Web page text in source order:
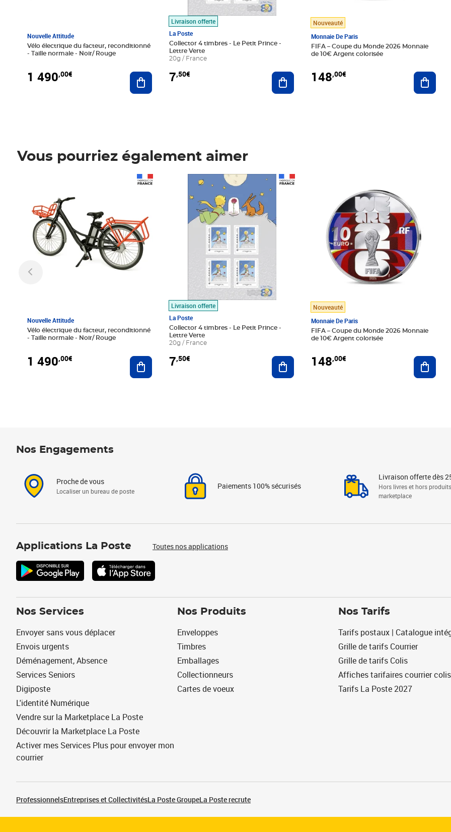
Nouvelle Attitude
Vélo électrique du facteur, reconditionné
- Taille normale - Noir/ Rouge
1 490,00€ Ajouter au panier
Livraison offerte
La Poste
Collector 4 timbres - Le Petit Prince -
Lettre Verte
20g / France
7,50€ Ajouter au panier
Nouveauté
Monnaie De Paris
FIFA – Coupe du Monde 2026 Monnaie
de 10€ Argent colorisée
148,00€
Vous pourriez également aimer
Nouvelle Attitude
Vélo électrique du facteur, reconditionné
- Taille normale - Noir/ Rouge
1 490,00€ Ajouter au panier
Livraison offerte
La Poste
Collector 4 timbres - Le Petit Prince -
Lettre Verte
20g / France
7,50€
Prix 7,50€
Ajouter au panier
Nouveauté
Monnaie De Paris
FIFA – Coupe du Monde 2026 Monnaie
de 10€ Argent colorisée
148,00€
Nos Engagements
Proche de vous
Localiser un bureau de poste
Paiements 100% sécurisés
Livraison offerte dès
Hors livres et hors produits
marketplace
Applications La Poste Toutes nos applications
Nos Services
Envoyer sans vous déplacer
Envois urgents
Déménagement, Absence
Services Seniors
Digiposte
L'identité Numérique
Vendre sur la Marketplace La Poste
Découvrir la Marketplace La Poste
Activer mes Services Plus pour envoyer mon
courrier
Nos Produits
Enveloppes
Timbres
Emballages
Collectionneurs
Cartes de voeux
Nos Tarifs
Tarifs postaux | Catalogue
Grille de tarifs Courrier
Grille de tarifs Colis
Affiches tarifaires courrier colis
Tarifs La Poste 2027
ProfessionnelsEntreprises et CollectivitésLa Poste GroupeLa Poste recrute